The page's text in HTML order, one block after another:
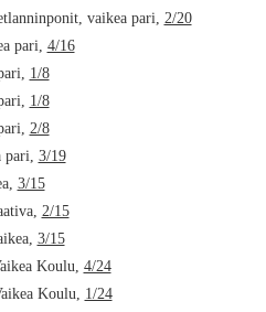
vaikea pari, 2/20
pari, 4/16
1/8
1/8
2/8
pari, 3/19
3/15
2/15
3/15
Koulu, 4/24
Koulu, 1/24